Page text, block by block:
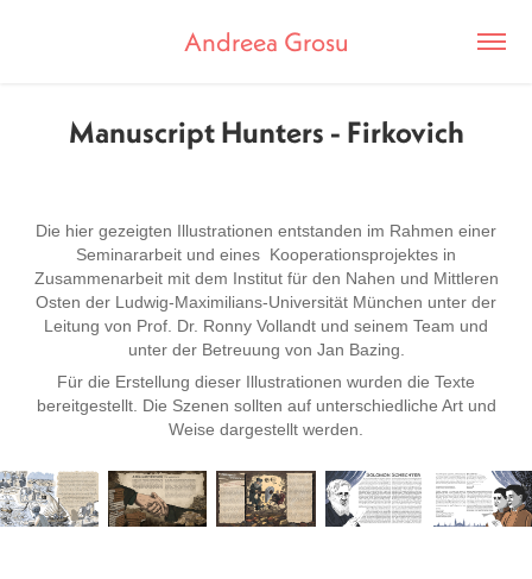
Andreea Grosu
Manuscript Hunters - Firkovich
Die hier gezeigten Illustrationen entstanden im Rahmen einer
Seminararbeit und eines Kooperationsprojektes in
Zusammenarbeit mit dem Institut für den Nahen und Mittleren
Osten der Ludwig-Maximilians-Universität München unter der
Leitung von Prof. Dr. Ronny Vollandt und seinem Team und
unter der Betreuung von Jan Bazing.
Für die Erstellung dieser Illustrationen wurden die Texte
bereitgestellt. Die Szenen sollten auf unterschiedliche Art und
Weise dargestellt werden.